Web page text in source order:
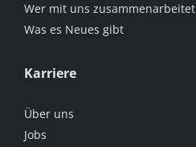
Wer mit uns zusammenarbeitet
Was es Neues gibt
Karriere
Über uns
Jobs